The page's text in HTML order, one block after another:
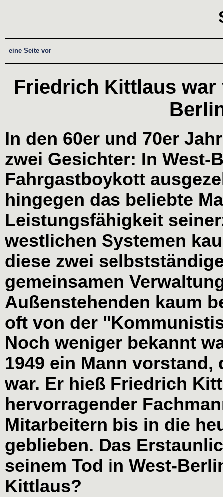
eine Seite vor
Friedrich Kittlaus war
In den 60er und 70er
zwei Gesichter: In West-
Fahrgastboykott
hingegen das beliebte
Leistungsfähigkeit
westlichen Systemen
diese zwei
gemeinsamen
Außenstehenden kaum
oft von der
Noch weniger bekannt
1949 ein Mann vorstand,
war. Er hieß Friedrich
hervorragender
Mitarbeitern bis in die
geblieben. Das
seinem Tod in West-
Kittlaus?